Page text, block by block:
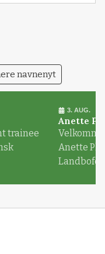
navnenyt
trainee
3. AUG.
Anette
Anette